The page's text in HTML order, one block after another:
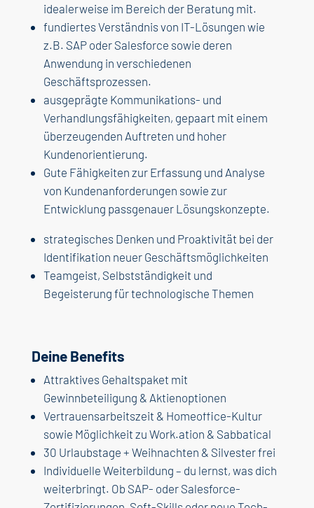
idealerweise im Bereich der Beratung mit.
fundiertes Verständnis von IT-Lösungen wie
z.B. SAP oder Salesforce sowie deren
Anwendung in verschiedenen
Geschäftsprozessen.
ausgeprägte Kommunikations- und
Verhandlungsfähigkeiten, gepaart mit einem
überzeugenden Auftreten und hoher
Kundenorientierung.
Gute Fähigkeiten zur Erfassung und Analyse
von Kundenanforderungen sowie zur
Entwicklung passgenauer Lösungskonzepte.
strategisches Denken und Proaktivität bei der
Identifikation neuer Geschäftsmöglichkeiten
Teamgeist, Selbstständigkeit und
Begeisterung für technologische Themen
Deine Benefits
Attraktives Gehaltspaket mit
Gewinnbeteiligung & Aktienoptionen
Vertrauensarbeitszeit & Homeoffice-Kultur
sowie Möglichkeit zu Work.ation & Sabbatical
30 Urlaubstage + Weihnachten & Silvester frei
Individuelle Weiterbildung – du lernst, was dich
weiterbringt. Ob SAP- oder Salesforce-